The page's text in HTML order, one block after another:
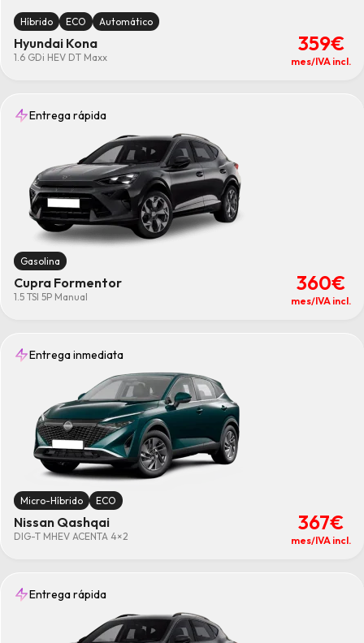
Híbrido ECO Automático
Hyundai Kona
1.6 GDi HEV DT Maxx
359€
mes/IVA incl.
Entrega rápida
Gasolina
Cupra Formentor
1.5 TSI 5P Manual
360€
mes/IVA incl.
Entrega inmediata
Micro-Híbrido ECO
Nissan Qashqai
DIG-T MHEV ACENTA 4×2
367€
mes/IVA incl.
Entrega rápida